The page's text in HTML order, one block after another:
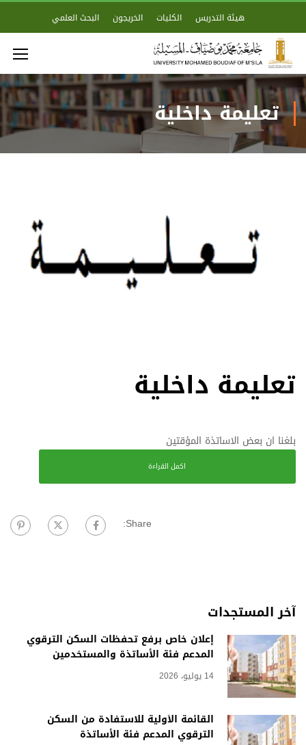
هيئة التدريس الكليات الخريجون البحث العلمي
تعليمة داخلية
تعليمة داخلية
بلغنا ان بعض الاساتذة المؤقتين
اكمل القراءة
Share:
آخر المستجدات
إعلان خاص برفع تحفظات السكن الترقوي
المدعم فئة الأساتذة والمستخدمين
14 يوليو، 2026
القائمة الأولية للاستفادة من السكن
الترقوي المدعم فئة الأساتذة